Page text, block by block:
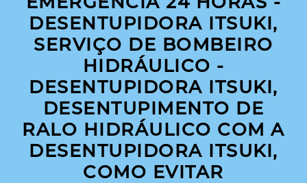
DESENTUPIDORA ITSUKI,
SERVIÇO DE BOMBEIRO
HIDRÁULICO -
DESENTUPIDORA ITSUKI,
DESENTUPIMENTO DE
RALO HIDRÁULICO COM A
DESENTUPIDORA ITSUKI,
COMO EVITAR